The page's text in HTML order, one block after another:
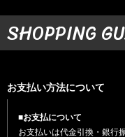
SHOPPING
お支払い方法について
■お支払について
お支払いは代金引換・銀行